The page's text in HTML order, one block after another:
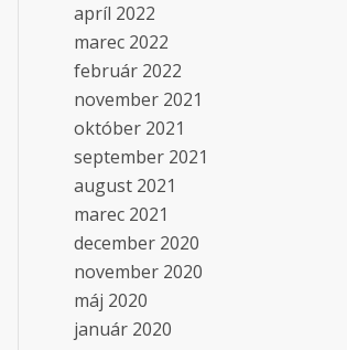
apríl 2022
marec 2022
február 2022
november 2021
október 2021
september 2021
august 2021
marec 2021
december 2020
november 2020
máj 2020
január 2020